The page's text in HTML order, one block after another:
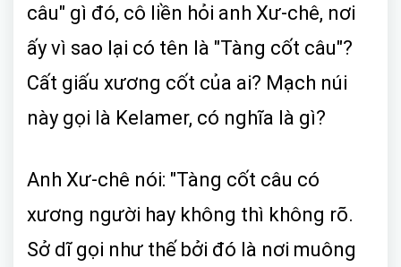
câu" gì đó, cô liền hỏi anh Xư-chê, nơi
ấy vì sao lại có tên là "Tàng cốt câu"?
Cất giấu xương cốt của ai? Mạch núi
này gọi là Kelamer, có nghĩa là gì?
Anh Xư-chê nói: "Tàng cốt câu có
xương người hay không thì không rõ.
Sở dĩ gọi như thế bởi đó là nơi muông